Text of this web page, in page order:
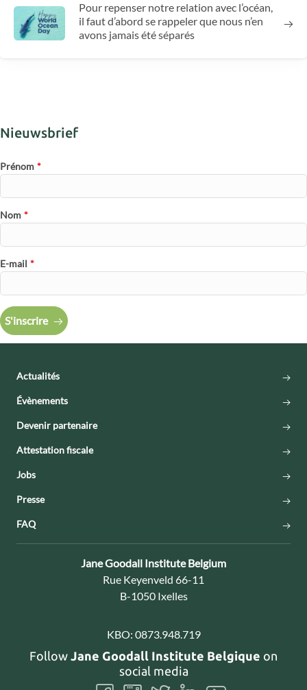
Pour repenser notre relation avec l’océan,
il faut d’abord se rappeler que nous n’en
avons jamais été séparés
Nieuwsbrief
Prénom *
Nom *
E-mail *
S'inscrire
Actualités
Évènements
Devenir partenaire
Attestation fiscale
Jobs
Presse
FAQ
Contact:
Jane Goodall Institute Belgium
Adresse:
Rue Keyenveld 66-11
B-1050 Ixelles
KBO: 0873.948.719
Follow Jane Goodall Institute Belgique on
social media
FollowFollowFollow FollowFollow